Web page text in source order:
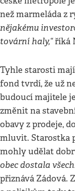
než marmeláda z
nějakému
tovární haly,“říká
Tyhle starosti
fond tvrdí, že už
budoucí majitele
změnit na
obavy z prodeje,
mluvit. Starostka
mohly udělat
obec dostala
přiznává Zádová.